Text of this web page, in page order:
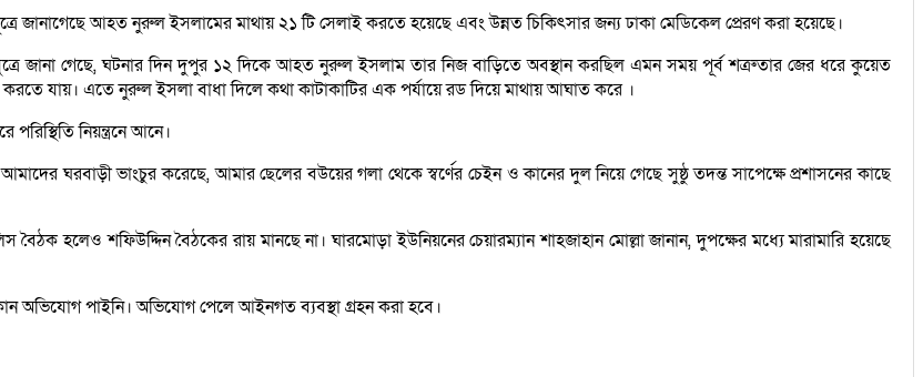
জানাগেছে আহত নুরুল ইসলামের মাথায় ২১ টি সেলাই করতে হয়েছে এবং উন্নত চিকিৎসার জন্য ঢাকা মেডিকেল প্রেরণ করা হয়েছে।
জানা গেছে, ঘটনার দিন দুপুর ১২ দিকে আহত নুরুল ইসলাম তার নিজ বাড়িতে অবস্থান করছিল এমন সময় পূর্ব শত্রুতার জের ধরে কুয়েত
যায়। এতে নুরুল ইসলা বাধা দিলে কথা কাটাকাটির এক পর্যায়ে রড দিয়ে মাথায় আঘাত করে ।
নিয়ন্ত্রনে আনে।
ঘরবাড়ী ভাংচুর করেছে, আমার ছেলের বউয়ের গলা থেকে স্বর্ণের চেইন ও কানের দুল নিয়ে গেছে সুষ্ঠু তদন্ত সাপেক্ষে প্রশাসনের কাছে
হলেও শফিউদ্দিন বৈঠকের রায় মানছে না। ঘারমোড়া ইউনিয়নের চেয়ারম্যান শাহজাহান মোল্লা জানান, দুপক্ষের মধ্যে মারামারি হয়েছে
অভিযোগ পাইনি। অভিযোগ পেলে আইনগত ব্যবস্থা গ্রহন করা হবে।